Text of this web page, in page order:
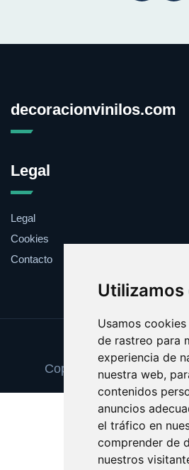
Usamos
de rastreo para
experiencia de
nuestra web,
contenidos
anuncios
el tráfico en
comprender de
nuestros
decoracionvinilos.com
Legal
Legal
Cookies
Contacto
Update cookies
Copyright © 2025